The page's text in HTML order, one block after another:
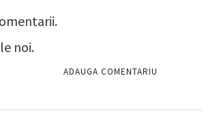
noi.